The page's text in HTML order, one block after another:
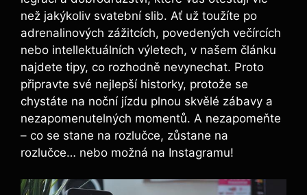
než jakýkoliv svatební slib. Ať už toužíte po
⁣adrenalinových zážitcích, povedených večírcích
nebo intellektuálních ⁢výletech, v našem článku
najdete tipy, co rozhodně​ nevynechat. Proto
připravte své nejlepší historky, protože se
chystáte na noční jízdu plnou ​skvělé zábavy a
nezapomenutelných‌ momentů. A nezapomeňte
– co⁢ se stane na rozlučce, zůstane ⁢na
rozlučce… nebo⁤ možná na Instagramu!